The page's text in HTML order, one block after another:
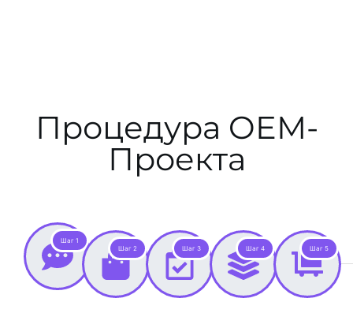
Процедура OEM-
Проекта
Шаг 1
Шаг 2 Шаг 3 Шаг 4 Шаг 5